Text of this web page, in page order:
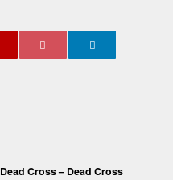
Dead Cross – Dead Cross